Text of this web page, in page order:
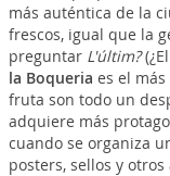
más auténtica de la
frescos, igual que la
preguntar L'últim?
la Boqueria es el
fruta son todo un
adquiere más
cuando se organiza
posters, sellos y